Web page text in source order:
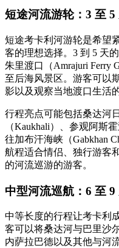
短途河流游轮：3 至 5
短途考卡利河游轮是希望
客的理想选择。3 到 5 天
朱里渡口（Amrajuri Ferry
至后海风景区。游客可以
影以及观察当地渡口生活
行程亮点可能包括桑达河
（Kaukhali）、参观阿斯
往加布汗海峡（Gabkhan
航程适合情侣、独行游客
的河流巡游的游客。
中型河流巡航：6 至 9
中等长度的行程让考卡利
客可以将桑达河与巴里沙
内萨拉巴德以及其他与河